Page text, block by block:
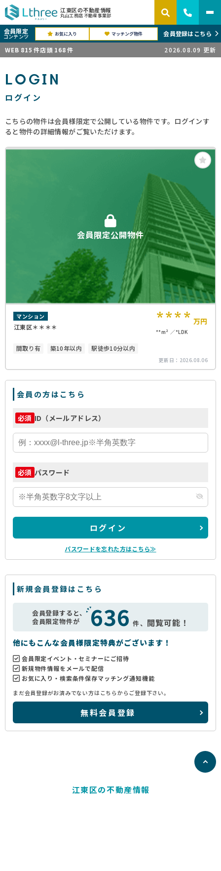
江東区の不動産情報
丸山工務店 不動産事業部
会員限定
コンテンツ お気に入り マッチング物件
会員登録はこちら
WEB 815 件店頭 168 件 2026.08.09 更新
LOGIN
ログイン
こちらの物件は会員様限定で公開している物件です。ログインす
ると物件の詳細情報がご覧いただけます。
会員限定公開物件
マンション
江東区＊＊＊＊ **** 万円
**m² *LDK
間取り有 築10年以内 駅徒歩10分以内
更新日： 2026.08.06
会員の方はこちら
必須 ID（メールアドレス）
必須 パスワード
ログイン
パスワードを忘れた方はこちら≫
新規会員登録はこちら
会員登録すると、
会員限定物件が
636 件、 閲覧可能！
他にもこんな会員様限定特典がございます！
会員限定イベント・セミナーにご招待
新規物件情報をメールで配信
お気に入り・検索条件保存マッチング通知機能
まだ会員登録がお済みでない方はこちらからご登録下さい。
無料会員登録
江東区の不動産情報